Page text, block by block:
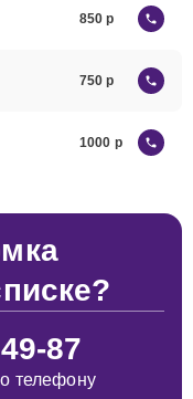
850
750
1000
87
телефону